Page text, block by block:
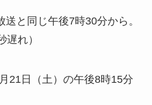
と同じ午後7時30分から。
遅れ）
21日（土）の午後8時15分